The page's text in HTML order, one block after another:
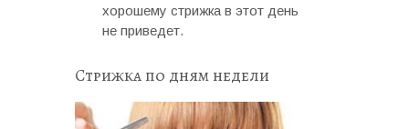
хорошему стрижка в этот день
не приведет.
Стрижка по дням недели